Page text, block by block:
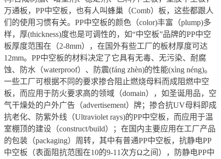
万通板，PP中空板，也有人叫蜂巢（Comb）板，这些都跟人
们的使用习惯有关。PP中空板的颜色（color)丰富（plump)多
样，厚(thickness)度也是可调性的，如“中空板”品牌的PP中空
板厚度范围在（2-8mm），在国外有些工厂的板材厚度可达
12mm。PP中空板的材料决定了它具有无毒、无污染、耐腐
蚀、防水（waterproof）、防震(fáng zhèn)的性能(xìng néng)。
一些工厂可根据不同的要求掺合阻止燃烧母料而成阻燃中空
板，而应用于防火要求高的领域（domain），如圣诞用品，空
气干燥处的户外广告（advertisement）牌；掺合抗UV母料即成
抗老化、防紫外线（Ultraviolet rays)的PP中空板，而应用于温
室棚顶的建设（construct/build）；在国内主要应用在工厂产品
的包装（packaging）周转，其中有普通PP中空板，抗静电PP
中空板（表面阻抗范围在10的9-11次方Ω之间），防静电PP中